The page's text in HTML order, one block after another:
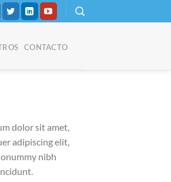
CONTACTO
dolor sit amet,
adipiscing elit,
nibh